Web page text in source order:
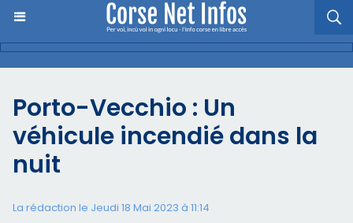
Porto-Vecchio : Un
véhicule incendié dans la
nuit
La rédaction le Jeudi 18 Mai 2023 à 11:14